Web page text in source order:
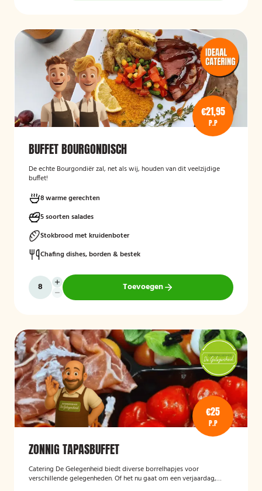
€21,95
P.P
BUFFET BOURGONDISCH
De echte Bourgondiër zal, net als wij, houden van dit veelzijdige
buffet!
8 warme gerechten
5 soorten salades
Stokbrood met kruidenboter
Chafing dishes, borden & bestek
Toevoegen
€25
P.P
ZONNIG TAPASBUFFET
Catering De Gelegenheid biedt diverse borrelhapjes voor
verschillende gelegenheden. Of het nu gaat om een verjaardag,